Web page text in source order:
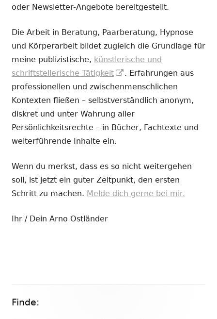
oder Newsletter-Angebote bereitgestellt.
Die Arbeit in Beratung, Paarberatung, Hypnose
und Körperarbeit bildet zugleich die Grundlage für
meine publizistische, künstlerische und
schriftstellerische Tätigkeit
In
neuem
Fenster
öffnen
. Erfahrungen aus
professionellen und zwischenmenschlichen
Kontexten fließen – selbstverständlich anonym,
diskret und unter Wahrung aller
Persönlichkeitsrechte – in Bücher, Fachtexte und
weiterführende Inhalte ein.
Wenn du merkst, dass es so nicht weitergehen
soll, ist jetzt ein guter Zeitpunkt, den ersten
Schritt zu machen. Melde dich gerne bei mir.
Ihr / Dein Arno Ostländer
Haupt-
Finde: